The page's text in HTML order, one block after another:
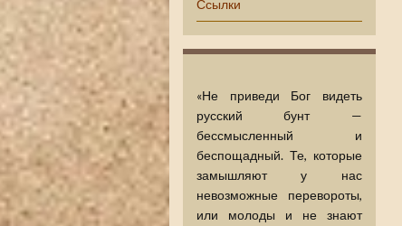
Ссылки
«Не приведи Бог видеть
русский бунт —
бессмысленный и
беспощадный. Те, которые
замышляют у нас
невозможные перевороты,
или молоды и не знают